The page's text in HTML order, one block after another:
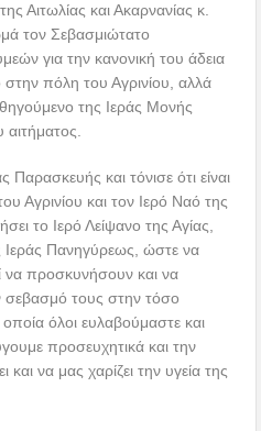
Αιτωλίας και Ακαρνανίας κ.
τον Σεβασμιώτατο
για την κανονική του άδεια
στην πόλη του Αγρινίου, αλλά
της Ιεράς Μονής
και τόνισε ότι είναι
Αγρινίου και τον Ιερό Ναό της
το Ιερό Λείψανο της Αγίας,
Ιεράς Πανηγύρεως, ώστε να
να προσκυνήσουν και να
σεβασμό τους στην τόσο
όλοι ευλαβούμαστε και
προσευχητικά και την
και να μας χαρίζει την υγεία της